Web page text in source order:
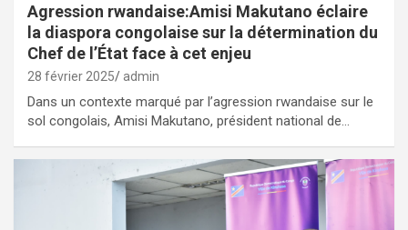
Agression rwandaise:Amisi Makutano éclaire
la diaspora congolaise sur la détermination du
Chef de l’État face à cet enjeu
28 février 2025 admin
Dans un contexte marqué par l’agression rwandaise sur le
sol congolais, Amisi Makutano, président national de…